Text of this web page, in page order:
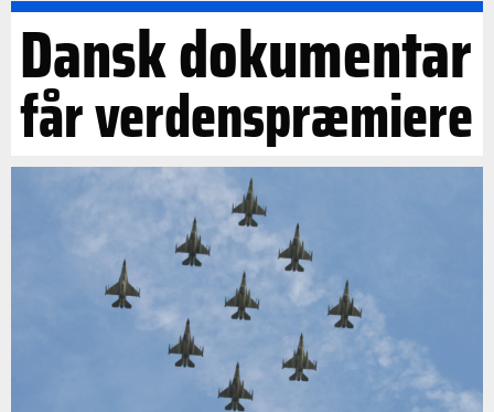
Dansk dokumentar
får verdenspræmiere